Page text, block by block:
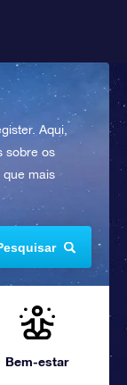
Aqui,
sobre os
que mais
Bem-estar